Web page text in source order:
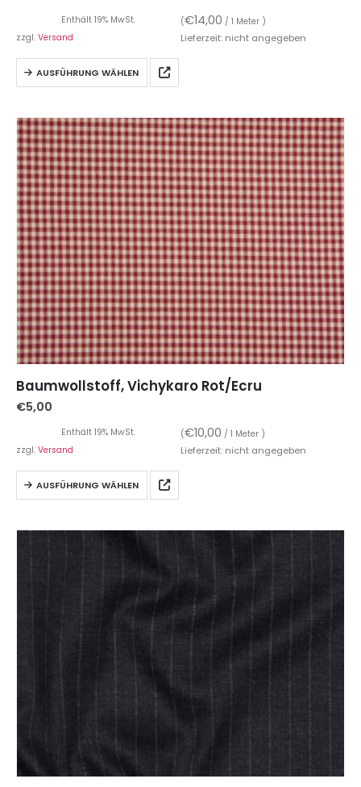
Enthält 19% MwSt. (€14,00 / 1 Meter )
zzgl. Versand Lieferzeit: nicht angegeben
AUSFÜHRUNG WÄHLEN
Baumwollstoff, Vichykaro Rot/Ecru
€5,00
Enthält 19% MwSt. (€10,00 / 1 Meter )
zzgl. Versand Lieferzeit: nicht angegeben
AUSFÜHRUNG WÄHLEN